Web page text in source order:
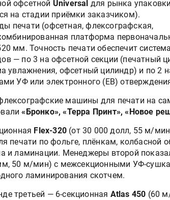
офсетной Universal для рынка упаковки
на стадии приёмки заказчиком).
печати (офсетная, флексографская,
платформа
мм. Точность печати обеспечит система
— по 3 на офсетной секции (печатный
увлажнения, офсетный цилиндр) и по 2
УФ или электронного (EB)
машины для печати на
«Бронко», «Терра Принт», «Новое
Flex-320 (от 30 000 долл, 55 м/
печати по фольге, плёнкам, колбасной
и ламинации. Менеджеры второй
50 м/мин) с межсекционными УФ-
ламинирования скотчем.
третьей — 6-секционная Atlas 450 (60
анонсировала
гибридный УФ/3D-
G1X
запускает
утилизации»
В» расширяет ассортимент
для горячего тиснения